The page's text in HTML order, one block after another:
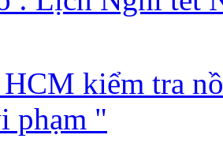
kiểm tra
phạm "